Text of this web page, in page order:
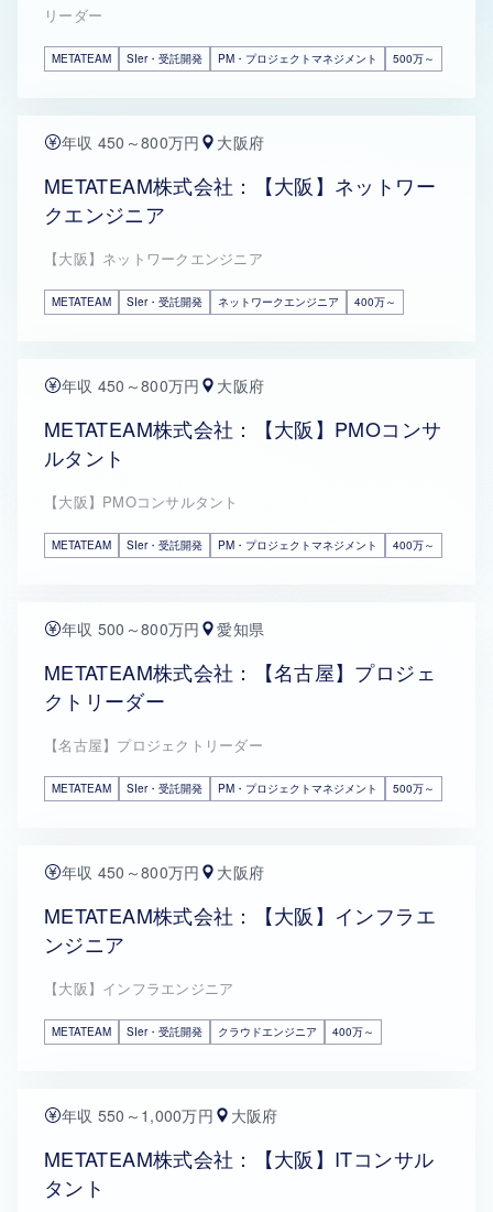
リーダー
METATEAM SIer・受託開発 PM・プロジェクトマネジメント 500万～
年収 450～800万円 大阪府
METATEAM株式会社：【大阪】ネットワー
クエンジニア
【大阪】ネットワークエンジニア
METATEAM SIer・受託開発 ネットワークエンジニア 400万～
年収 450～800万円 大阪府
METATEAM株式会社：【大阪】PMOコンサ
ルタント
【大阪】PMOコンサルタント
METATEAM SIer・受託開発 PM・プロジェクトマネジメント 400万～
年収 500～800万円 愛知県
METATEAM株式会社：【名古屋】プロジェ
クトリーダー
【名古屋】プロジェクトリーダー
METATEAM SIer・受託開発 PM・プロジェクトマネジメント 500万～
年収 450～800万円 大阪府
METATEAM株式会社：【大阪】インフラエ
ンジニア
【大阪】インフラエンジニア
METATEAM SIer・受託開発 クラウドエンジニア 400万～
年収 550～1,000万円 大阪府
METATEAM株式会社：【大阪】ITコンサル
タント